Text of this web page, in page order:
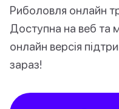
Риболовля онлайн
Доступна на веб та
онлайн версія
зараз!